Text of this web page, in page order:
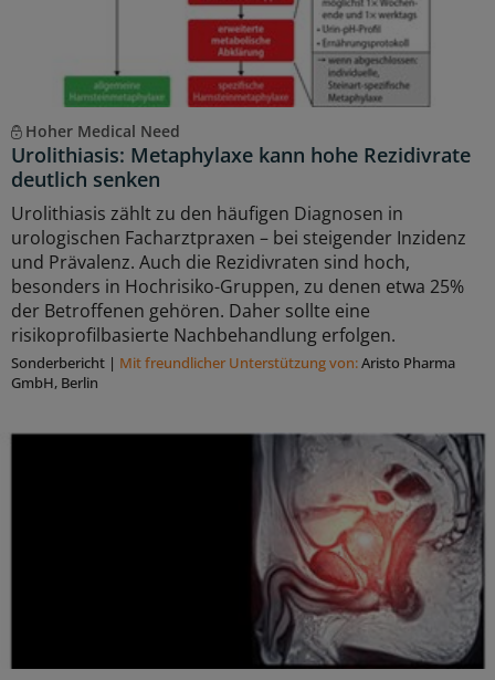
Hoher Medical Need
Urolithiasis: Metaphylaxe kann hohe Rezidivrate
deutlich senken
Urolithiasis zählt zu den häufigen Diagnosen in
urologischen Facharztpraxen – bei steigender Inzidenz
und Prävalenz. Auch die Rezidivraten sind hoch,
besonders in Hochrisiko-Gruppen, zu denen etwa 25%
der Betroffenen gehören. Daher sollte eine
risikoprofilbasierte Nachbehandlung erfolgen.
Sonderbericht | Mit freundlicher Unterstützung von:Aristo Pharma
GmbH, Berlin